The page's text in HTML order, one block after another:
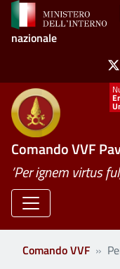
Salta al contenuto
nazionale
X
Comando VVF
’Per ignem virtus
Comando VVF